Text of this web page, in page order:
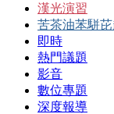
漢光演習
苦茶油苯駢
即時
熱門議題
影音
數位專題
深度報導